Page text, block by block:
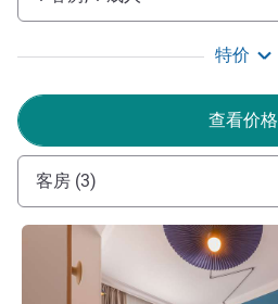
特价
查看价格
客房 (3)
请参阅详情